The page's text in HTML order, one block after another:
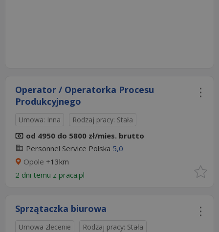
Operator / Operatorka Procesu
Produkcyjnego
Umowa: Inna Rodzaj pracy: Stała
od 4950 do 5800 zł/mies. brutto
Personnel Service Polska 5,0
Opole +13km
2 dni temu z praca.pl
Sprzątaczka biurowa
Umowa zlecenie Rodzaj pracy: Stała